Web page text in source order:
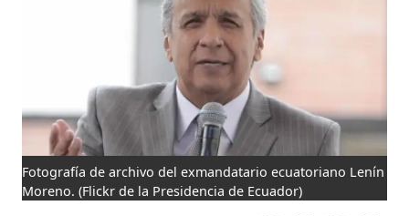
Fotografía de archivo del exmandatario ecuatoriano Lenín
Moreno. (Flickr de la Presidencia de Ecuador)